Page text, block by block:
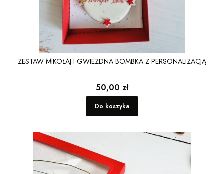
ZESTAW MIKOŁAJ I GWIEZDNA BOMBKA Z PERSONALIZACJĄ
Cena
50,00 zł
Do koszyka